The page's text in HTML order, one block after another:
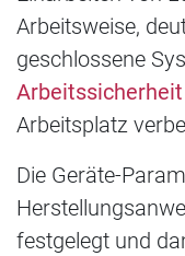
Arbeitsweise,
geschlossene
Arbeitssicherheit
Arbeitsplatz
Die Geräte-
festgelegt und